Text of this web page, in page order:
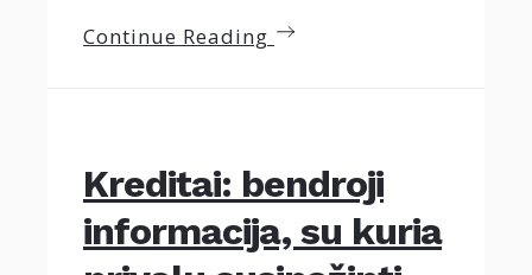
Continue Reading
Kreditai: bendroji
informacija, su kuria